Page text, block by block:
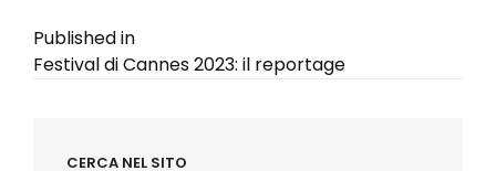
Navigazione
Published in
Festival di Cannes 2023: il reportage
CERCA NEL SITO